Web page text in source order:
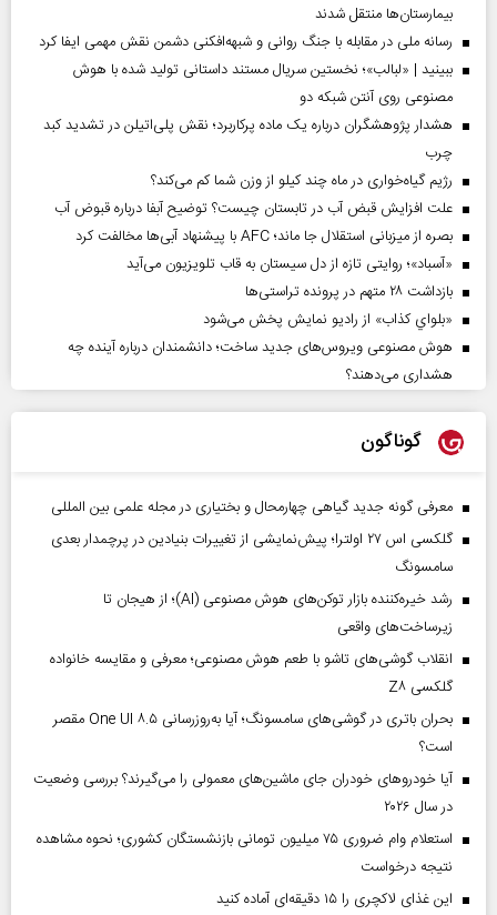
بیمارستان‌ها منتقل شدند
رسانه ملی در مقابله با جنگ روانی و شبهه‌افکنی دشمن نقش مهمی ایفا کرد
ببینید | «لبالب»؛ نخستین سریال مستند داستانی تولید شده با هوش
مصنوعی روی آنتن شبکه دو
هشدار پژوهشگران درباره یک ماده پرکاربرد؛ نقش پلی‌اتیلن در تشدید کبد
چرب
رژیم گیاه‌خواری در ماه چند کیلو از وزن شما کم می‌کند؟
علت افزایش قبض آب در تابستان چیست؟ توضیح آبفا درباره قبوض آب
بصره از میزبانی استقلال جا ماند؛ AFC با پیشنهاد آبی‌ها مخالفت کرد
«آسباد»؛ روایتی تازه از دل سیستان به قاب تلویزیون می‌آید
بازداشت ۲۸ متهم در پرونده تراستی‌ها
«بلواي کذاب» از رادیو نمایش پخش می‌شود
هوش مصنوعی ویروس‌های جدید ساخت؛ دانشمندان درباره آینده چه
هشداری می‌دهند؟
گوناگون
معرفی گونه جدید گیاهی چهارمحال و بختیاری در مجله علمی بین المللی
گلکسی اس ۲۷ اولترا؛ پیش‌نمایشی از تغییرات بنیادین در پرچمدار بعدی
سامسونگ
رشد خیره‌کننده بازار توکن‌های هوش مصنوعی (AI)؛ از هیجان تا
زیرساخت‌های واقعی
انقلاب گوشی‌های تاشو‌ با طعم هوش مصنوعی؛ معرفی و مقایسه خانواده
گلکسی Z۸
بحران باتری در گوشی‌های سامسونگ؛ آیا به‌روزرسانی One UI ۸.۵ مقصر
است؟
آیا خودروهای خودران جای ماشین‌های معمولی را می‌گیرند؟ بررسی وضعیت
در سال ۲۰۲۶
استعلام وام ضروری ۷۵ میلیون تومانی بازنشستگان کشوری؛ نحوه مشاهده
نتیجه درخواست
این غذای لاکچری را ۱۵ دقیقه‌ای آماده کنید